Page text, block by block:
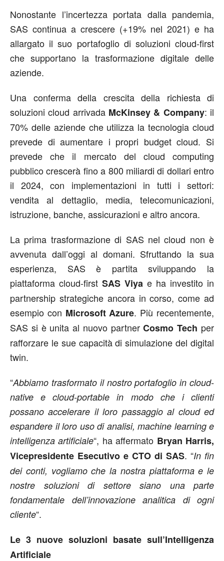
Nonostante l’incertezza portata dalla pandemia,
SAS continua a crescere (+19% nel 2021) e ha
allargato il suo portafoglio di soluzioni cloud-first
che supportano la trasformazione digitale delle
aziende.
Una conferma della crescita della richiesta di
soluzioni cloud arrivada McKinsey & Company: il
70% delle aziende che utilizza la tecnologia cloud
prevede di aumentare i propri budget cloud. Si
prevede che il mercato del cloud computing
pubblico crescerà fino a 800 miliardi di dollari entro
il 2024, con implementazioni in tutti i settori:
vendita al dettaglio, media, telecomunicazioni,
istruzione, banche, assicurazioni e altro ancora.
La prima trasformazione di SAS nel cloud non è
avvenuta dall’oggi al domani. Sfruttando la sua
esperienza, SAS è partita sviluppando la
piattaforma cloud-first SAS Viya e ha investito in
partnership strategiche ancora in corso, come ad
esempio con Microsoft Azure. Più recentemente,
SAS si è unita al nuovo partnerCosmo Tech per
rafforzare le sue capacità di simulazione del digital
twin.
“Abbiamo trasformato il nostro portafoglio in cloud-
native e cloud-portable in modo che i clienti
possano accelerare il loro passaggio al cloud ed
espandere il loro uso di analisi, machine learning e
intelligenza artificiale“, ha affermato Bryan Harris,
Vicepresidente Esecutivo e CTO di SAS. “In fin
dei conti, vogliamo che la nostra piattaforma e le
nostre soluzioni di settore siano una parte
fondamentale dell’innovazione analitica di ogni
cliente“.
Le 3 nuove soluzioni basate sull’Intelligenza
Artificiale